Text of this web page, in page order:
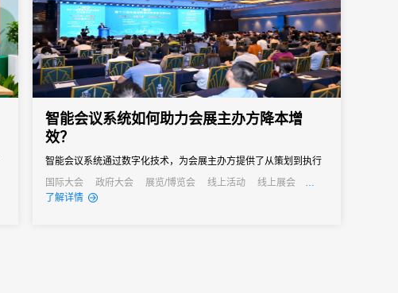
智能会议系统如何助力会展主办方降本增
效？
智能会议系统通过数字化技术，为会展主办方提供了从策划到执行
的全流程解决方案，不仅提高了会议效率，还显著降低了运营成
本。
国际大会 政府大会 展览/博览会 线上活动
线上展会
产业大会
公关活动
了解详情